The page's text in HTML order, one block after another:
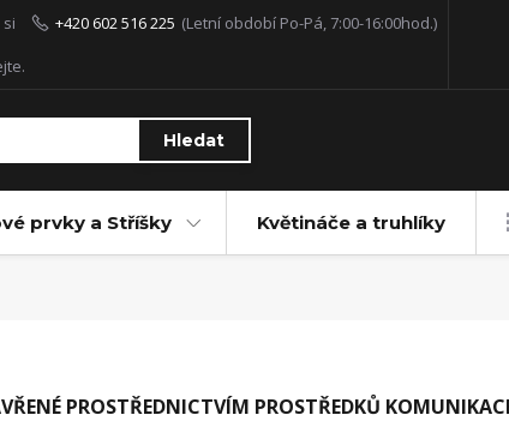
Hledat
+420 602 516 225 (Letní období Po-Pá, 7:00-16:00hod.)
prvky a Stříšky Květináče a truhlíky
PROSTŘEDNICTVÍM PROSTŘEDKŮ